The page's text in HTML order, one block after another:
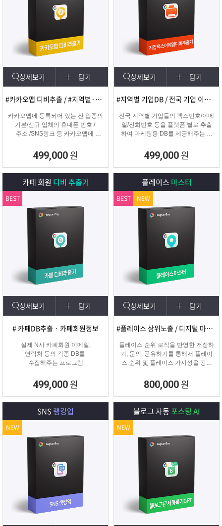
상세보기 담기
#카카오맵 디비추출 / #지역별·키워드별 DB 추출
카카오맵에 등록되어 있는 전 업종의
기본/신규 업체의 휴대폰 번호 /
주소 /SNS링크 등 카카오맵에
수집하는 DB추출 프로그램
499,000 원
상세보기 담기
#지역별 기업DB / 전국 기업 이메일 및 팩스
전국 지역별 기업들의 팩스번호/이메
일/전화번호 등을 플랫폼 별로 추출
하여 마케팅용 DB를 제공해주는 프
499,000 원
카페 회원 디비 추출기
상세보기 담기
# 카페DB추출 · 카페회원정보
실제 N사 카페회원 이메일,
연락처 등의 각종 DB를
수집해주는 프로그램
499,000 원
BEST
플레이스 마스터
상세보기 담기
#플레이스 상위노출 / 디지털 마케팅
플레이스 순위 로직을 반영한 저장하
기, 문의, 공유하기를 통해서 플레이
스 순위 및 플레이스 가시성을 강화
800,000 원
BEST NEW
SNS랭킹업
NEW
블로그 자동포스팅 AI
NEW